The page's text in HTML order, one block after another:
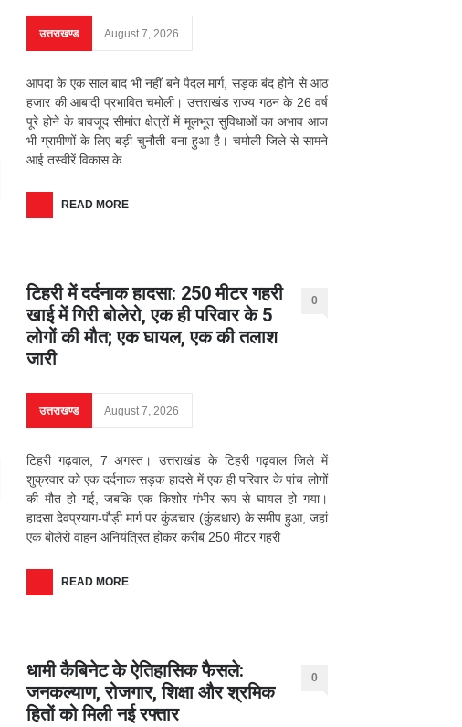
उत्तराखण्ड August 7, 2026
आपदा के एक साल बाद भी नहीं बने पैदल मार्ग, सड़क बंद होने से आठ
हजार की आबादी प्रभावित चमोली। उत्तराखंड राज्य गठन के 26 वर्ष
पूरे होने के बावजूद सीमांत क्षेत्रों में मूलभूत सुविधाओं का अभाव आज
भी ग्रामीणों के लिए बड़ी चुनौती बना हुआ है। चमोली जिले से सामने
आई तस्वीरें विकास के
READ MORE
टिहरी में दर्दनाक हादसा: 250 मीटर गहरी
खाई में गिरी बोलेरो, एक ही परिवार के 5
लोगों की मौत; एक घायल, एक की तलाश
जारी
0
उत्तराखण्ड August 7, 2026
टिहरी गढ़वाल, 7 अगस्त। उत्तराखंड के टिहरी गढ़वाल जिले में
शुक्रवार को एक दर्दनाक सड़क हादसे में एक ही परिवार के पांच लोगों
की मौत हो गई, जबकि एक किशोर गंभीर रूप से घायल हो गया।
हादसा देवप्रयाग-पौड़ी मार्ग पर कुंडचार (कुंडधार) के समीप हुआ, जहां
एक बोलेरो वाहन अनियंत्रित होकर करीब 250 मीटर गहरी
READ MORE
धामी कैबिनेट के ऐतिहासिक फैसले:
जनकल्याण, रोजगार, शिक्षा और श्रमिक
हितों को मिली नई रफ्तार
0